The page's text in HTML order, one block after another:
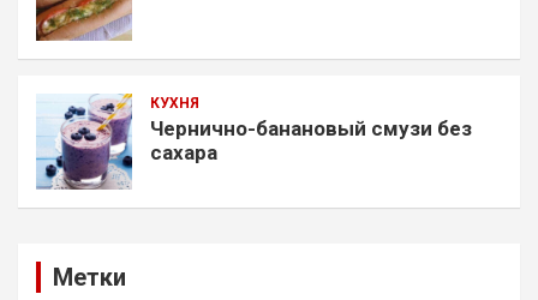
КУХНЯ
Чернично-банановый смузи без
сахара
Метки